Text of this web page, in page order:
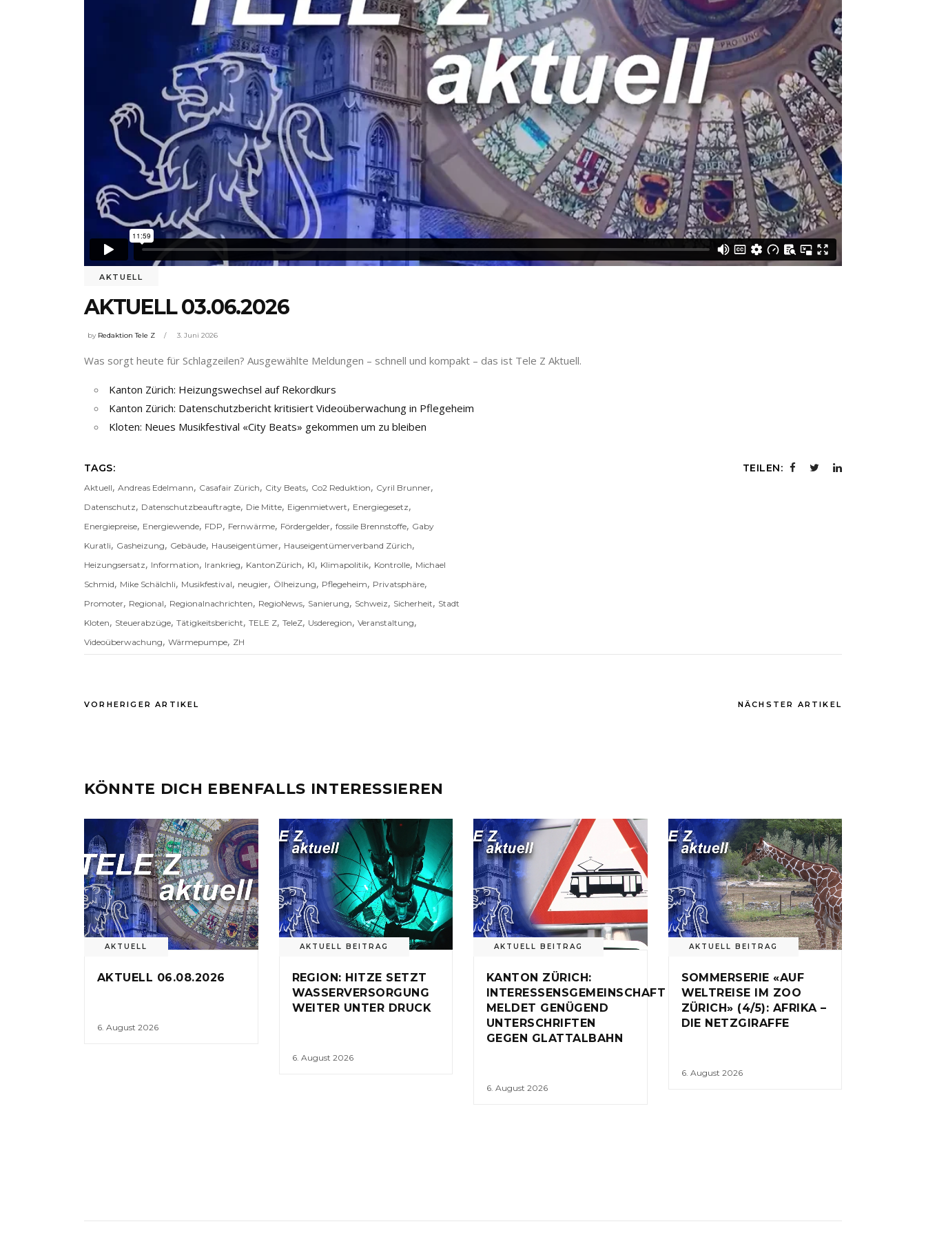
AKTUELL
AKTUELL 03.06.2026
by Redaktion Tele Z 3. Juni 2026
Was sorgt heute für Schlagzeilen? Ausgewählte Meldungen – schnell und kompakt – das ist Tele Z Aktuell.
Kanton Zürich: Heizungswechsel auf Rekordkurs
Kanton Zürich: Datenschutzbericht kritisiert Videoüberwachung in Pflegeheim
Kloten: Neues Musikfestival «City Beats» gekommen um zu bleiben
TAGS:
Aktuell, Andreas Edelmann, Casafair Zürich, City Beats, Co2 Reduktion, Cyril Brunner,
Datenschutz, Datenschutzbeauftragte, Die Mitte, Eigenmietwert, Energiegesetz,
Energiepreise, Energiewende, FDP, Fernwärme, Fördergelder, fossile Brennstoffe, Gaby
Kuratli, Gasheizung, Gebäude, Hauseigentümer, Hauseigentümerverband Zürich,
Heizungsersatz, Information, Irankrieg, KantonZürich, KI, Klimapolitik, Kontrolle, Michael
Schmid, Mike Schälchli, Musikfestival, neugier, Ölheizung, Pflegeheim, Privatsphäre,
Promoter, Regional, Regionalnachrichten, RegioNews, Sanierung, Schweiz, Sicherheit, Stadt
Kloten, Steuerabzüge, Tätigkeitsbericht, TELE Z, TeleZ, Usderegion, Veranstaltung,
Videoüberwachung, Wärmepumpe, ZH
TEILEN:
VORHERIGER ARTIKEL NÄCHSTER ARTIKEL
KÖNNTE DICH EBENFALLS INTERESSIEREN
AKTUELL
AKTUELL 06.08.2026
6. August 2026
AKTUELL BEITRAG
REGION: HITZE SETZT
WASSERVERSORGUNG
WEITER UNTER DRUCK
6. August 2026
AKTUELL BEITRAG
KANTON ZÜRICH:
INTERESSENSGEMEINSCHAFT
MELDET GENÜGEND
UNTERSCHRIFTEN
GEGEN GLATTALBAHN
6. August 2026
AKTUELL BEITRAG
SOMMERSERIE «AUF
WELTREISE IM ZOO
ZÜRICH» (4/5): AFRIKA –
DIE NETZGIRAFFE
6. August 2026